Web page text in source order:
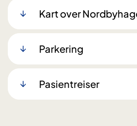
Kart over
Parkering
Pasientreiser